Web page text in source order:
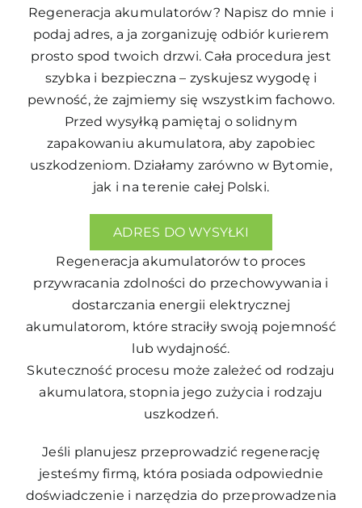
Regeneracja akumulatorów? Napisz do mnie i
podaj adres, a ja zorganizuję odbiór kurierem
prosto spod twoich drzwi. Cała procedura jest
szybka i bezpieczna – zyskujesz wygodę i
pewność, że zajmiemy się wszystkim fachowo.
Przed wysyłką pamiętaj o solidnym
zapakowaniu akumulatora, aby zapobiec
uszkodzeniom. Działamy zarówno w Bytomie,
jak i na terenie całej Polski.
ADRES DO WYSYŁKI
Regeneracja akumulatorów to proces
przywracania zdolności do przechowywania i
dostarczania energii elektrycznej
akumulatorom, które straciły swoją pojemność
lub wydajność.
Skuteczność procesu może zależeć od rodzaju
akumulatora, stopnia jego zużycia i rodzaju
uszkodzeń.
Jeśli planujesz przeprowadzić regenerację
jesteśmy firmą, która posiada odpowiednie
doświadczenie i narzędzia do przeprowadzenia